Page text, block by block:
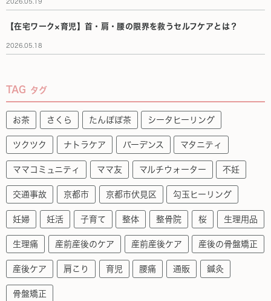
【在宅ワーク×育児】首・肩・腰の限界を救うセルフケアとは？
2026.05.18
TAG タグ
お茶 さくら たんぽぽ茶 シータヒーリング
ツクツク ナトラケア バーデンス マタニティ
ママコミュニティ ママ友 マルチウォーター 不妊
交通事故 京都市 京都市伏見区 勾玉ヒーリング
妊婦 妊活 子育て 整体 整骨院 桜 生理用品
生理痛 産前産後のケア 産前産後ケア 産後の骨盤矯正
産後ケア 肩こり 育児 腰痛 通販 鍼灸
骨盤矯正